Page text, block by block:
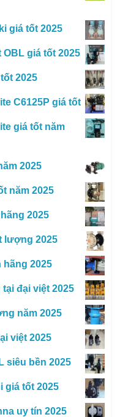
giá tốt 2025
giá tốt 2025
2025
C6125P giá tốt
giá tốt năm
2025
năm 2025
2025
lượng 2025
hãng 2025
đại việt 2025
năm 2025
việt 2025
siêu bền 2025
giá tốt 2025
uy tín 2025